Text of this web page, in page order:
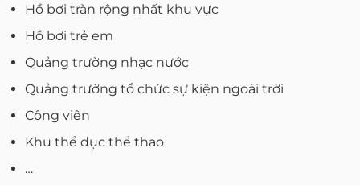
Hồ bơi tràn rộng nhất khu vực
Hồ bơi trẻ em
Quảng trường nhạc nước
Quảng trường tổ chức sự kiện ngoài trời
Công viên
Khu thể dục thể thao
…